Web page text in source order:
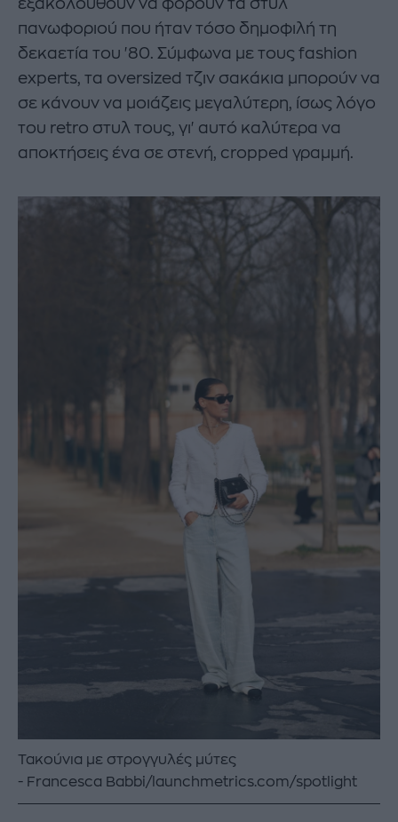
εξακολουθούν να φορούν τα στυλ
πανωφοριού που ήταν τόσο δημοφιλή τη
δεκαετία του '80. Σύμφωνα με τους fashion
experts, τα oversized τζιν σακάκια μπορούν να
σε κάνουν να μοιάζεις μεγαλύτερη, ίσως λόγο
του retro στυλ τους, γι' αυτό καλύτερα να
αποκτήσεις ένα σε στενή, cropped γραμμή.
Τακούνια με στρογγυλές μύτες
Francesca Babbi/launchmetrics.com/spotlight